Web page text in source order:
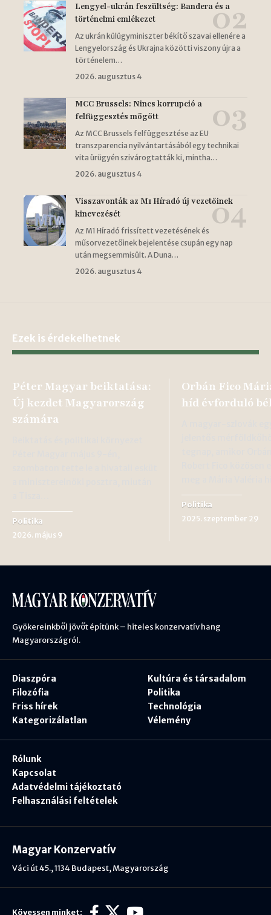
Lengyel-ukrán feszültség: Bandera és a
történelmi emlékezet
Az ukrán külügyminiszter békítő szavai ellenére a
Lengyelország és Ukrajna közötti viszony újra a
történelem…
2026. augusztus 4
MCC Brussels: Nincs korrupció a
felfüggesztés mögött
Az MCC Brussels felfüggesztése az EU
transzparencia nyilvántartásából egy technikai
vita ürügyén szivárogtatták ki, mintha…
2026. augusztus 4
Visszavonták az M1 Híradó új vezetőinek
kinevezését
Az M1 Híradó frissített vezetésének és
műsorvezetőinek bejelentése csupán egy nap
után megsemmisült. A Duna…
2026. augusztus 4
Ezek is érdekelhetnek
Péter Magyar beiktatása:
Új kezdet Magyarország
számára
Politika
2026. május 9
Orbán Fico
híd évforduló
Politika
2025. szeptember 29
Gyökereinkből jövőt építünk – hiteles konzervatív hang
Magyarországról.
Diaszpóra
Filozófia
Friss hírek
Kategorizálatlan
Kultúra és társadalom
Politika
Technológia
Vélemény
Rólunk
Kapcsolat
Adatvédelmi tájékoztató
Felhasználási feltételek
Kövessen minket:
Magyar Konzervatív
Váci út 45., 1134 Budapest, Magyarország